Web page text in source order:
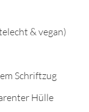
& vegan)
Schriftzug
Hülle